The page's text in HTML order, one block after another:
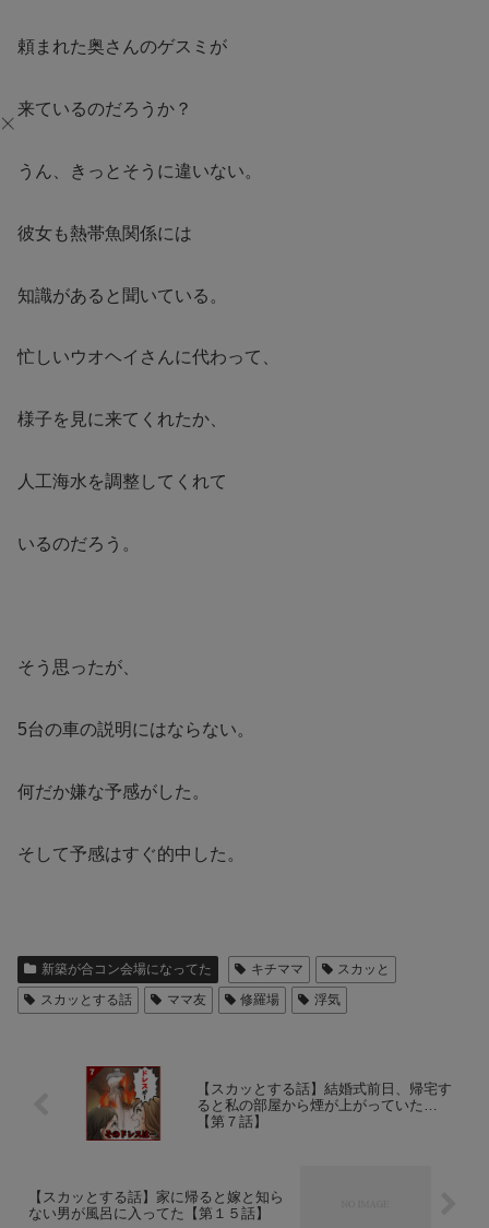
頼まれた奥さんのゲスミが
来ているのだろうか？
うん、きっとそうに違いない。
彼女も熱帯魚関係には
知識があると聞いている。
忙しいウオヘイさんに代わって、
様子を見に来てくれたか、
人工海水を調整してくれて
いるのだろう。
そう思ったが、
5台の車の説明にはならない。
何だか嫌な予感がした。
そして予感はすぐ的中した。
新築が合コン会場になってた キチママ
スカッと
スカッとする話
ママ友 修羅場 浮気
【スカッとする話】結婚式前日、帰宅す
ると私の部屋から煙が上がっていた…
【第７話】
【スカッとする話】家に帰ると嫁と知ら
ない男が風呂に入ってた【第１５話】